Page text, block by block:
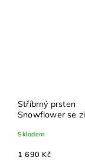
Stříbrný prsten
Snowflower se
Skladem
1 690 Kč